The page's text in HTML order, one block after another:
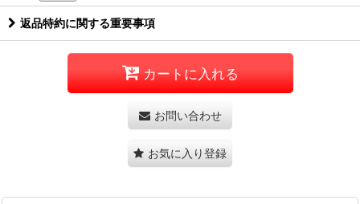
返品特約に関する重要事項
カートに入れる
お問い合わせ
お気に入り登録